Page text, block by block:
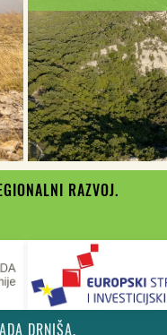
RAZVOJ.
DRNIŠA.